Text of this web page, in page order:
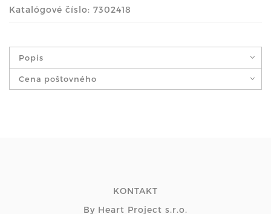
Katalógové číslo: 7302418
Popis
Cena poštovného
KONTAKT
By Heart Project s.r.o.